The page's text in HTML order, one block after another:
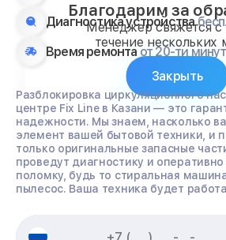
Диагностика устройства
Время ремонта от 20-ти минут
Разблокировка циркуляционного
центре Fix Line в Казани — это
надежности. Мы знаем, насколько
элемент вашей бытовой техники, и
только оригинальные запасные
проведут диагностику и
поломку, будь то стиральная
пылесос. Ваша техника будет
Благодарим за
Менеджер свяжется с
течение нескольких
Закрыть